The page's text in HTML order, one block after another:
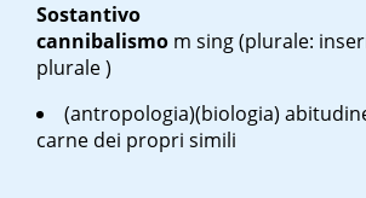
Sostantivo
cannibalismo m sing(plurale:
plurale )
(antropologia)(biologia)
carne dei propri simili